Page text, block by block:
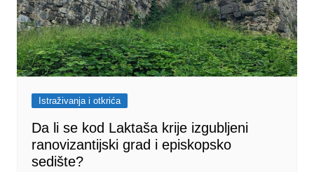
Istraživanja i otkrića
Da li se kod Laktaša krije izgubljeni
ranovizantijski grad i episkopsko
sedište?